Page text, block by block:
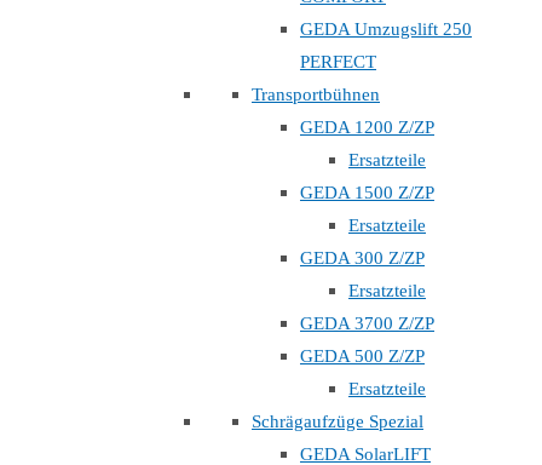
GEDA Umzugslift 250
PERFECT
Transportbühnen
GEDA 1200 Z/ZP
Ersatzteile
GEDA 1500 Z/ZP
Ersatzteile
GEDA 300 Z/ZP
Ersatzteile
GEDA 3700 Z/ZP
GEDA 500 Z/ZP
Ersatzteile
Schrägaufzüge Spezial
GEDA SolarLIFT